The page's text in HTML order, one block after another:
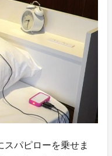
パピローを乗せま